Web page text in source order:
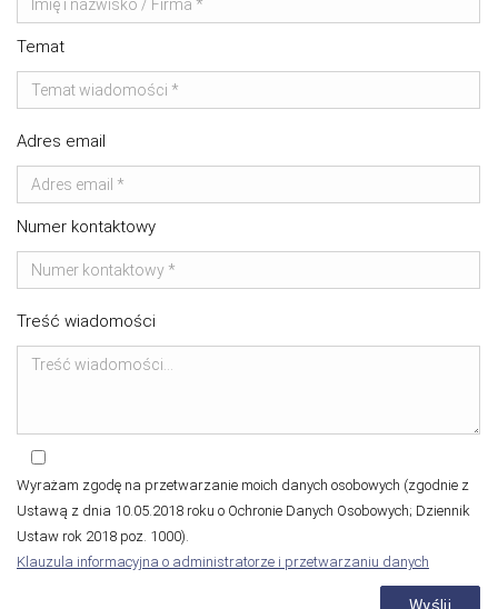
Temat
Adres email
Numer kontaktowy
Treść wiadomości
Wyrażam zgodę na przetwarzanie moich danych osobowych (zgodnie z
Ustawą z dnia 10.05.2018 roku o Ochronie Danych Osobowych; Dziennik
Ustaw rok 2018 poz. 1000).
Klauzula informacyjna o administratorze i przetwarzaniu danych